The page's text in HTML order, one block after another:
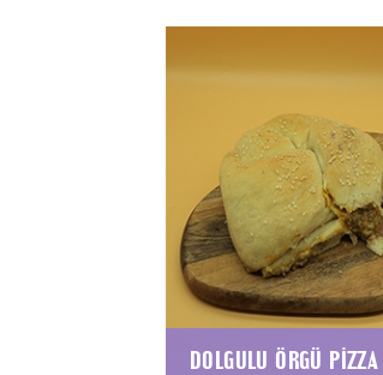
DOLGULU ÖRGÜ PIZZA